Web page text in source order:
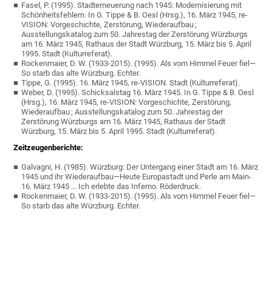
Fasel, P. (1995). Stadterneuerung nach 1945: Modernisierung mit
Schönheitsfehlern. In G. Tippe & B. Oesl (Hrsg.), 16. März 1945, re-
VISION: Vorgeschichte, Zerstörung, Wiederaufbau ;
Ausstellungskatalog zum 50. Jahrestag der Zerstörung Würzburgs
am 16. März 1945, Rathaus der Stadt Würzburg, 15. März bis 5. April
1995. Stadt (Kulturreferat).
Rockenmaier, D. W. (1933-2015). (1995). Als vom Himmel Feuer fiel—
So starb das alte Würzburg. Echter.
Tippe, G. (1995). 16. März 1945, re-VISION. Stadt (Kulturreferat).
Weber, D. (1995). Schicksalstag 16. März 1945. In G. Tippe & B. Oesl
(Hrsg.), 16. März 1945, re-VISION: Vorgeschichte, Zerstörung,
Wiederaufbau ; Ausstellungskatalog zum 50. Jahrestag der
Zerstörung Würzburgs am 16. März 1945, Rathaus der Stadt
Würzburg, 15. März bis 5. April 1995. Stadt (Kulturreferat).
Zeitzeugenberichte:
Galvagni, H. (1985). Würzburg: Der Untergang einer Stadt am 16. März
1945 und ihr Wiederaufbau—Heute Europastadt und Perle am Main-
16. März 1945 ... Ich erlebte das Inferno. Röderdruck.
Rockenmaier, D. W. (1933-2015). (1995). Als vom Himmel Feuer fiel—
So starb das alte Würzburg. Echter.